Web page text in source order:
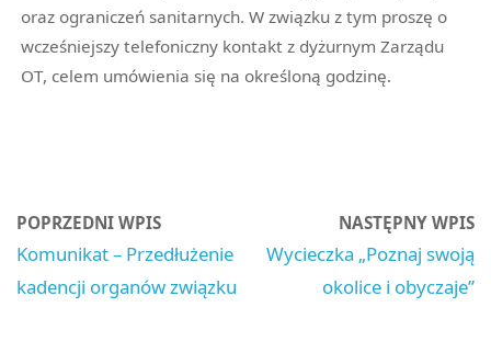
oraz ograniczeń sanitarnych. W związku z tym proszę o
wcześniejszy telefoniczny kontakt z dyżurnym Zarządu
OT, celem umówienia się na określoną godzinę.
POPRZEDNI WPIS
Komunikat – Przedłużenie
kadencji organów związku
NASTĘPNY WPIS
Wycieczka „Poznaj swoją
okolice i obyczaje”